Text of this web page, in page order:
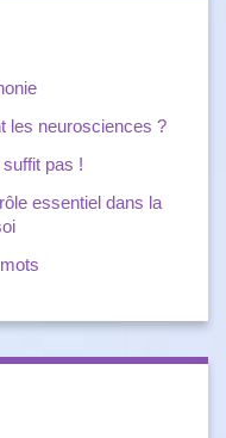
les neurosciences ?
pas !
essentiel dans la